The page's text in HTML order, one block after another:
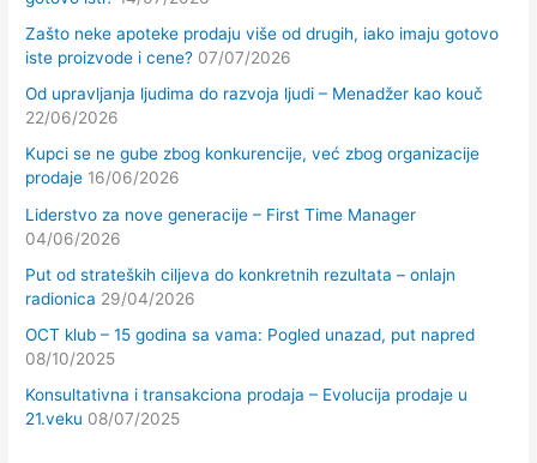
Zašto neke apoteke prodaju više od drugih, iako imaju gotovo
iste proizvode i cene? 07/07/2026
Od upravljanja ljudima do razvoja ljudi – Menadžer kao kouč
22/06/2026
Kupci se ne gube zbog konkurencije, već zbog organizacije
prodaje 16/06/2026
Liderstvo za nove generacije – First Time Manager
04/06/2026
Put od strateških ciljeva do konkretnih rezultata – onlajn
radionica 29/04/2026
OCT klub – 15 godina sa vama: Pogled unazad, put napred
08/10/2025
Konsultativna i transakciona prodaja – Evolucija prodaje u
21.veku 08/07/2025